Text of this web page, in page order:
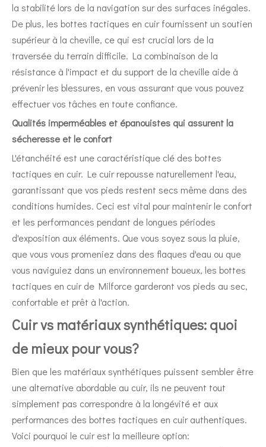
la stabilité lors de la navigation sur des surfaces inégales.
De plus, les bottes tactiques en cuir fournissent un soutien
supérieur à la cheville, ce qui est crucial lors de la
traversée du terrain difficile. La combinaison de la
résistance à l'impact et du support de la cheville aide à
prévenir les blessures, en vous assurant que vous pouvez
effectuer vos tâches en toute confiance.
Qualités imperméables et épanouistes qui assurent la
sécheresse et le confort
L'étanchéité est une caractéristique clé des bottes
tactiques en cuir. Le cuir repousse naturellement l'eau,
garantissant que vos pieds restent secs même dans des
conditions humides. Ceci est vital pour maintenir le confort
et les performances pendant de longues périodes
d'exposition aux éléments. Que vous soyez sous la pluie,
que vous vous promeniez dans des flaques d'eau ou que
vous naviguiez dans un environnement boueux, les bottes
tactiques en cuir de Milforce garderont vos pieds au sec,
confortable et prêt à l'action.
Cuir vs matériaux synthétiques: quoi
de mieux pour vous?
Bien que les matériaux synthétiques puissent sembler être
une alternative abordable au cuir, ils ne peuvent tout
simplement pas correspondre à la longévité et aux
performances des bottes tactiques en cuir authentiques.
Voici pourquoi le cuir est la meilleure option: